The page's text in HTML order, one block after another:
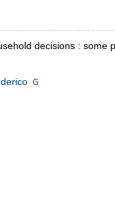
decisions :